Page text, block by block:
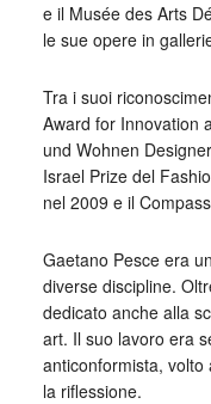
e il Musée des Arts
le sue opere in
Tra i suoi
Award for Innovation
und Wohnen
Israel Prize del
nel 2009 e il
Gaetano Pesce era
diverse discipline.
dedicato anche alla
art. Il suo lavoro era
anticonformista,
la riflessione.